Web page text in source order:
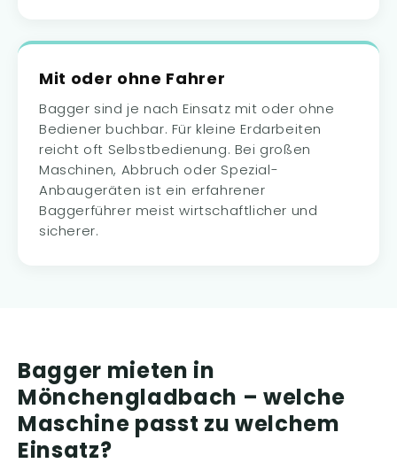
Mit oder ohne Fahrer
Bagger sind je nach Einsatz mit oder ohne
Bediener buchbar. Für kleine Erdarbeiten
reicht oft Selbstbedienung. Bei großen
Maschinen, Abbruch oder Spezial-
Anbaugeräten ist ein erfahrener
Baggerführer meist wirtschaftlicher und
sicherer.
Bagger mieten in
Mönchengladbach – welche
Maschine passt zu welchem
Einsatz?